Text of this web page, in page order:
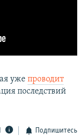
уже проводит
последствий
Подпишитесь